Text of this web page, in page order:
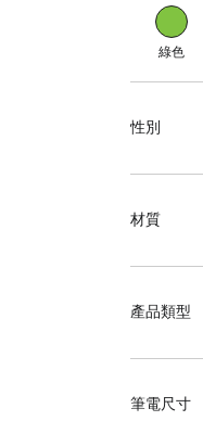
綠色
性別
材質
產品類型
筆電尺寸